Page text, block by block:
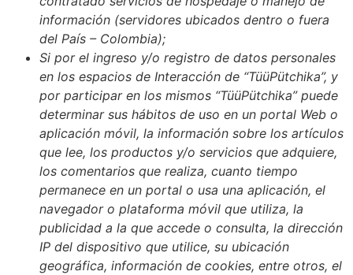
información (servidores ubicados dentro o fuera
del País – Colombia);
Si por el ingreso y/o registro de datos personales
en los espacios de Interacción de “TüüPütchika”, y
por participar en los mismos “TüüPütchika” puede
determinar sus hábitos de uso en un portal Web o
aplicación móvil, la información sobre los artículos
que lee, los productos y/o servicios que adquiere,
los comentarios que realiza, cuanto tiempo
permanece en un portal o usa una aplicación, el
navegador o plataforma móvil que utiliza, la
publicidad a la que accede o consulta, la dirección
IP del dispositivo que utilice, su ubicación
geográfica, información de cookies, entre otros, el